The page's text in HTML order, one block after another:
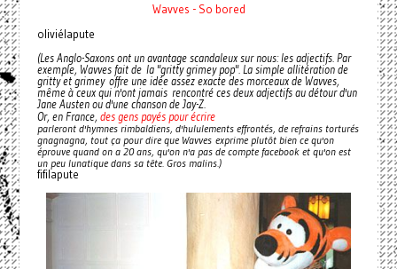
Wavves - So bored
oliviélapute
(Les Anglo-Saxons ont un avantage scandaleux sur nous: les adjectifs. Par
exemple, Wavves fait de la "gritty grimey pop". La simple allitération de
gritty et grimey offre une idée assez exacte des morceaux de Wavves,
même à ceux qui n'ont jamais rencontré ces deux adjectifs au détour d'un
Jane Austen ou d'une chanson de Jay-Z.
Or, en France, des gens payés pour écrire
parleront d'hymnes rimbaldiens, d'hululements effrontés, de refrains torturés
gnagnagna, tout ça pour dire que Wavves exprime plutôt bien ce qu'on
éprouve quand on a 20 ans, qu'on n'a pas de compte facebook et qu'on est
un peu lunatique dans sa tête. Gros malins.)
fifilapute